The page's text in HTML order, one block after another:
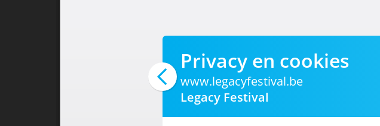
Privacy en cookies
www.legacyfestival.be
Legacy Festival